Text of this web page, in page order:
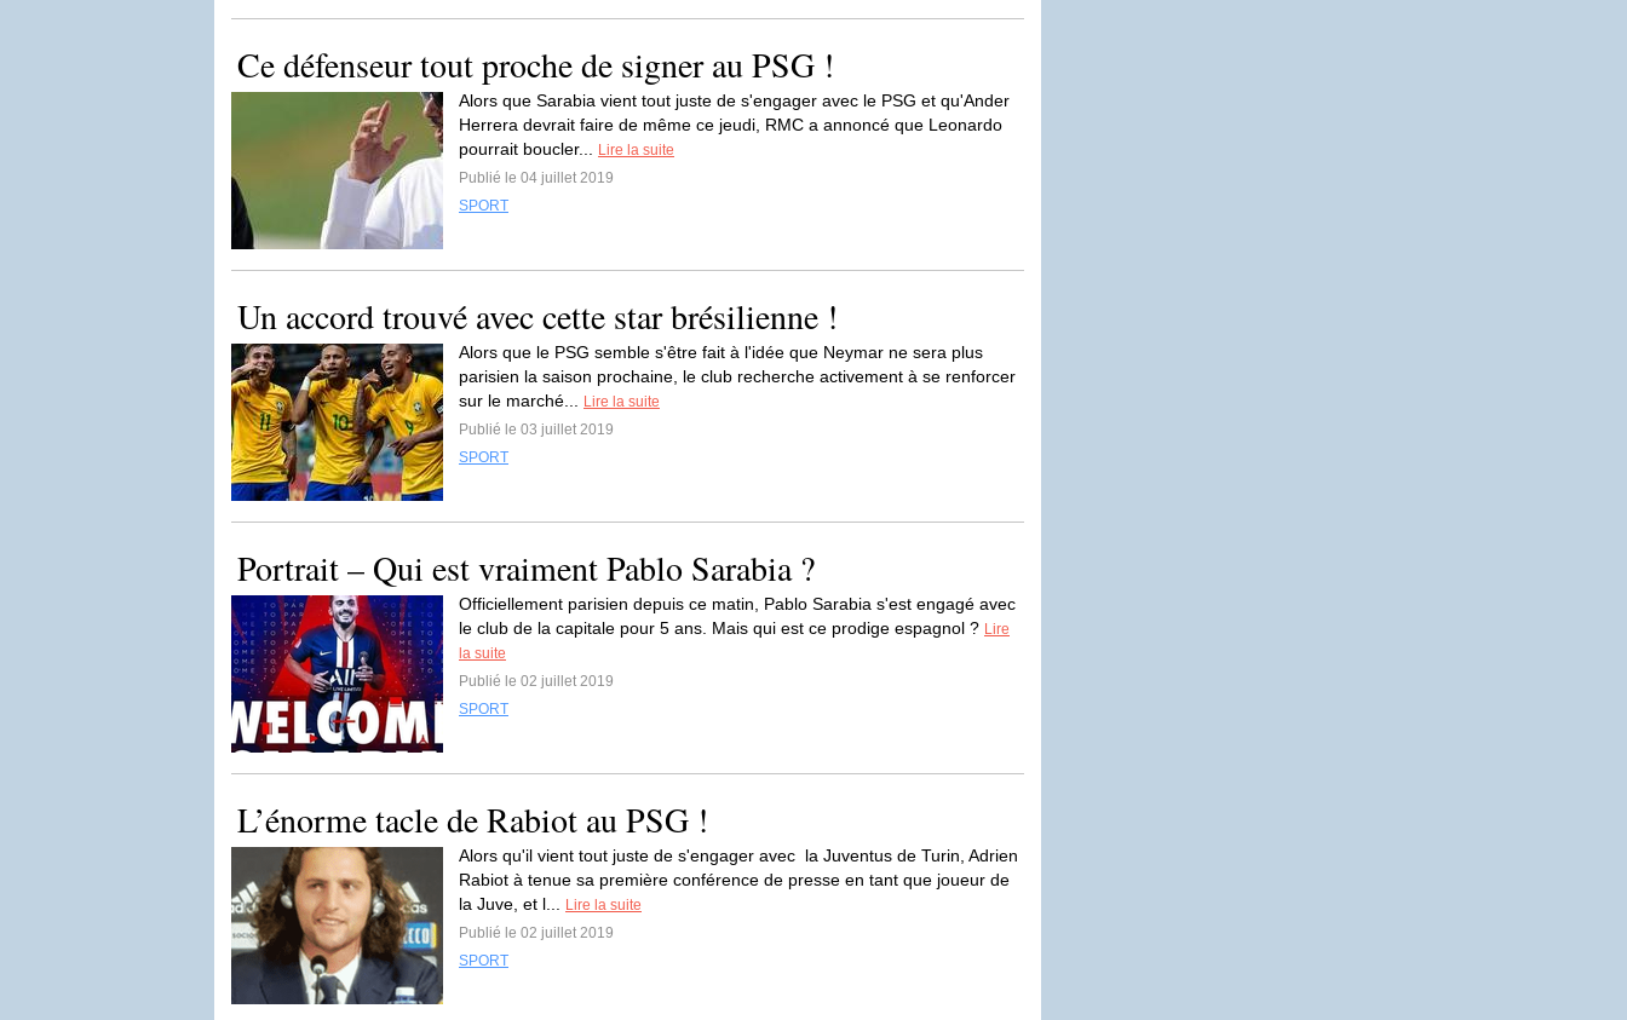
Ce défenseur tout proche de signer au PSG !
Alors que Sarabia vient tout juste de s'engager avec le PSG et qu'Ander
Herrera devrait faire de même ce jeudi, RMC a annoncé que Leonardo
pourrait boucler...
Lire la suite
Publié le 04 juillet 2019
SPORT
Un accord trouvé avec cette star brésilienne !
Alors que le PSG semble s'être fait à l'idée que Neymar ne sera plus
parisien la saison prochaine, le club recherche activement à se renforcer
sur le marché...
Lire la suite
Publié le 03 juillet 2019
SPORT
Portrait – Qui est vraiment Pablo Sarabia ?
Officiellement parisien depuis ce matin, Pablo Sarabia s'est engagé avec
le club de la capitale pour 5 ans. Mais qui est ce prodige espagnol ? Lire
la suite
Publié le 02 juillet 2019
SPORT
L’énorme tacle de Rabiot au PSG !
Alors qu'il vient tout juste de s'engager avec la Juventus de Turin, Adrien
Rabiot à tenue sa première conférence de presse en tant que joueur de
la Juve, et l...
Lire la suite
Publié le 02 juillet 2019
SPORT